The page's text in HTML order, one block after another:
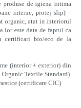
de igiena intima
interne, protej slip) –
organic, atat in interiorul
lor este data de faptul ca
certificari bio/eco de la
(interior + exterior) din
Textile Standard)
(certificare CIC)